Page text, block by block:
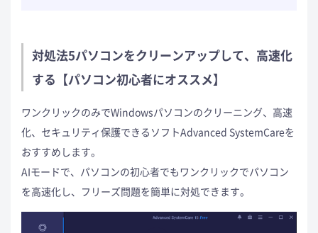
対処法5パソコンをクリーンアップして、高速化
する【パソコン初心者にオススメ】
ワンクリックのみでWindowsパソコンのクリーニング、高速
化、セキュリティ保護できるソフトAdvanced SystemCareを
おすすめします。
AIモードで、パソコンの初心者でもワンクリックでパソコン
を高速化し、フリーズ問題を簡単に対処できます。